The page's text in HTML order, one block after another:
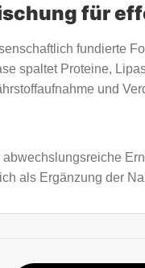
für
fundierte
spaltet Proteine,
und
als Ergänzung der